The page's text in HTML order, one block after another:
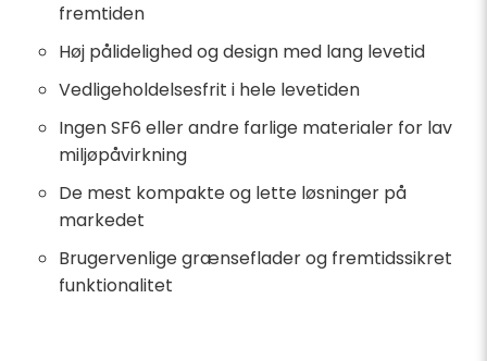
fremtiden
Høj pålidelighed og design med lang levetid
Vedligeholdelsesfrit i hele levetiden
Ingen SF6 eller andre farlige materialer for lav
miljøpåvirkning
De mest kompakte og lette løsninger på
markedet
Brugervenlige grænseflader og fremtidssikret
funktionalitet